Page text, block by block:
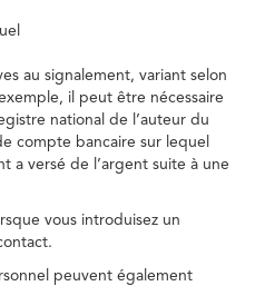
au signalement, variant selon
il peut être nécessaire
national de l’auteur du
compte bancaire sur lequel
a versé de l’argent suite à une
vous introduisez un
peuvent également